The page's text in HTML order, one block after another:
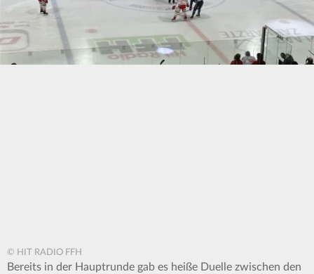
© HIT RADIO FFH
Bereits in der Hauptrunde gab es heiße Duelle zwischen den